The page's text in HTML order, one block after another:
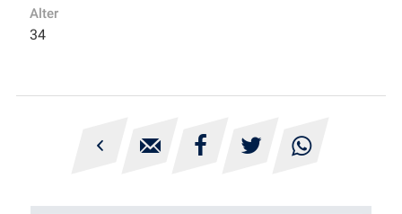
Alter
34
    